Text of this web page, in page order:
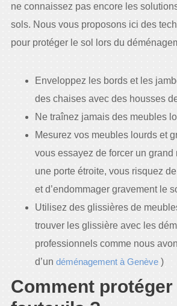
ne connaissez pas encore les
sols. Nous vous proposons ici des
pour protéger le sol lors du
Enveloppez les bords et les
des chaises avec des housses
Ne traînez jamais des meubles
Mesurez vos meubles lourds et
vous essayez de forcer un grand
une porte étroite, vous risquez
et d’endommager gravement le
Utilisez des glissières de
trouver les glissière avec les
professionnels comme nous
d’un déménagement à Genève)
Comment protéger